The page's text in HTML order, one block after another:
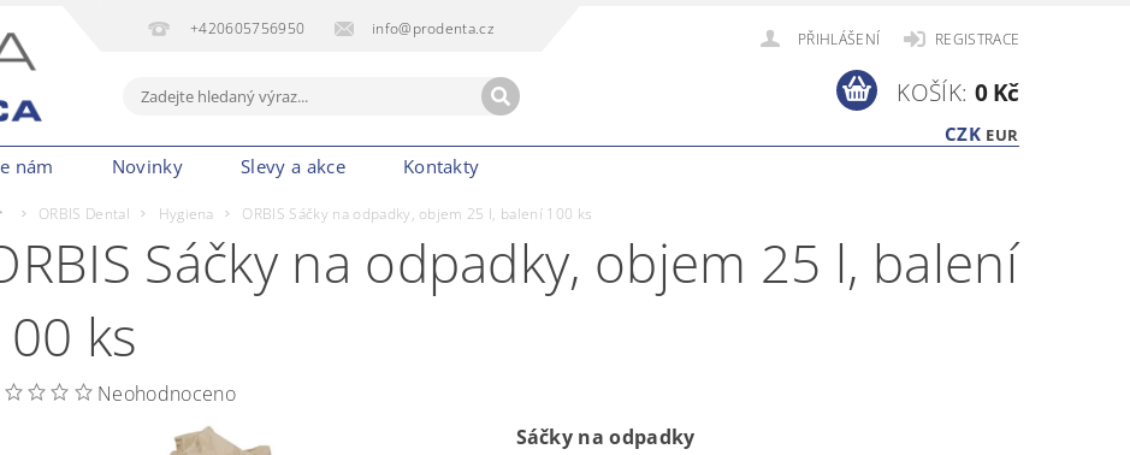
+420605756950 info@prodenta.cz
PŘIHLÁŠENÍ REGISTRACE
CZK EUR
KOŠÍK: 0 Kč
nám Novinky Slevy a akce Kontakty
ORBIS Dental Hygiena ORBIS Sáčky na odpadky, objem 25 l, balení 100 ks
Sáčky na odpadky, objem 25 l, balení
ks
Neohodnoceno
Sáčky na odpadky